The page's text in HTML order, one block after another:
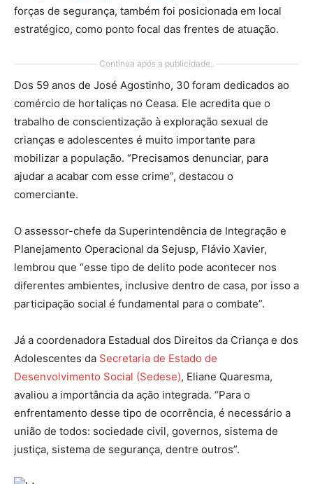
forças de segurança, também foi posicionada em local
estratégico, como ponto focal das frentes de atuação.
Continua após a publicidade..
Dos 59 anos de José Agostinho, 30 foram dedicados ao
comércio de hortaliças no Ceasa. Ele acredita que o
trabalho de conscientização à exploração sexual de
crianças e adolescentes é muito importante para
mobilizar a população. “Precisamos denunciar, para
ajudar a acabar com esse crime”, destacou o
comerciante.
O assessor-chefe da Superintendência de Integração e
Planejamento Operacional da Sejusp, Flávio Xavier,
lembrou que “esse tipo de delito pode acontecer nos
diferentes ambientes, inclusive dentro de casa, por isso a
participação social é fundamental para o combate”.
Já a coordenadora Estadual dos Direitos da Criança e dos
Adolescentes da Secretaria de Estado de
Desenvolvimento Social (Sedese), Eliane Quaresma,
avaliou a importância da ação integrada. “Para o
enfrentamento desse tipo de ocorrência, é necessário a
união de todos: sociedade civil, governos, sistema de
justiça, sistema de segurança, dentre outros”.